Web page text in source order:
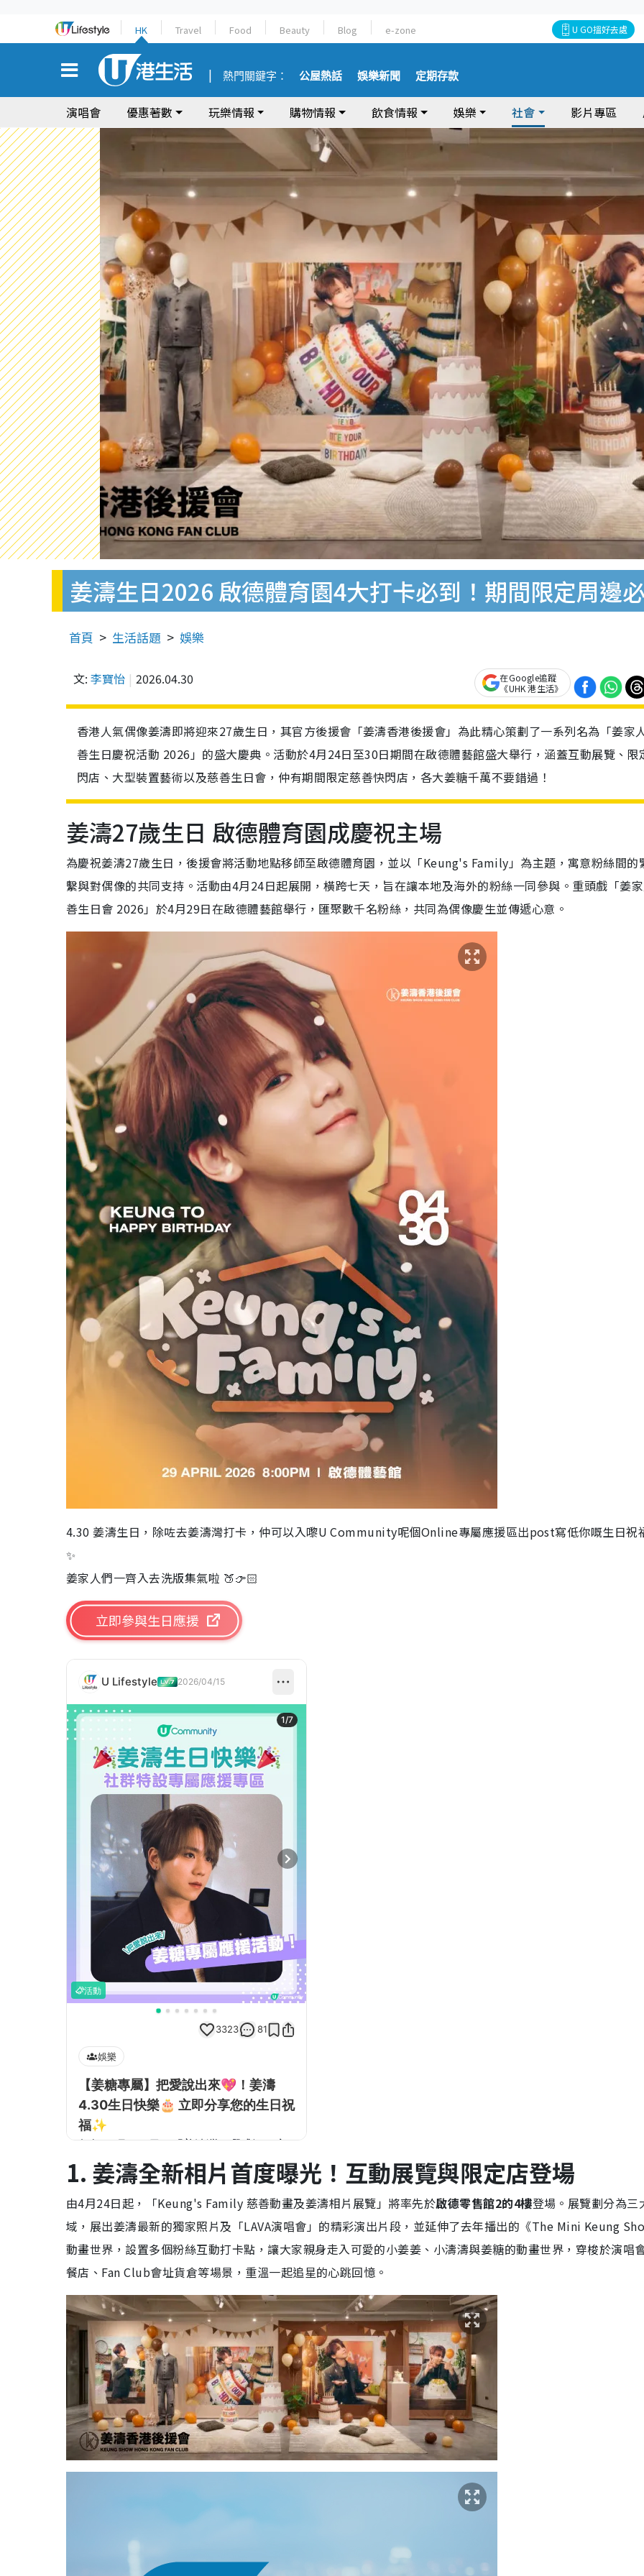
HK Travel Food Beauty Blog e-zone U GO搵好去處
熱門關鍵字： 公屋熱話 娛樂新聞 定期存款
演唱會 優惠著數 玩樂情報 購物情報 飲食情報 娛樂 社會 影片專區
姜濤生日2026 啟德體育園4大打卡必到！期間限定周邊
首頁 生活話題 娛樂
文: 李寶怡 2026.04.30
在Google追蹤
《UHK 港生活》
香港人氣偶像姜濤即將迎來27歲生日，其官方後援會「姜濤香港後援會」為此精心策劃了一系列名為「姜家
善生日慶祝活動 2026」的盛大慶典。活動於4月24日至30日期間在啟德體藝館盛大舉行，涵蓋互動展覽、限
閃店、大型裝置藝術以及慈善生日會，仲有期間限定慈善快閃店，各大姜糖千萬不要錯過！
姜濤27歲生日 啟德體育園成慶祝主場
為慶祝姜濤27歲生日，後援會將活動地點移師至啟德體育園，並以「Keung's Family」為主題，寓意粉絲間的
繫與對偶像的共同支持。活動由4月24日起展開，橫跨七天，旨在讓本地及海外的粉絲一同參與。重頭戲「姜
善生日會 2026」於4月29日在啟德體藝館舉行，匯聚數千名粉絲，共同為偶像慶生並傳遞心意。
4.30 姜濤生日，除咗去姜濤灣打卡，仲可以入嚟U Community呢個Online專屬應援區出post寫低你嘅生日祝
✨
姜家人們一齊入去洗版集氣啦 🍑👉🏻
立即參與生日應援
1. 姜濤全新相片首度曝光！互動展覽與限定店登場
由4月24日起，「Keung's Family 慈善動畫及姜濤相片展覽」將率先於啟德零售館2的4樓登場。展覽劃分為三
域，展出姜濤最新的獨家照片及「LAVA演唱會」的精彩演出片段，並延伸了去年播出的《The Mini Keung
動畫世界，設置多個粉絲互動打卡點，讓大家親身走入可愛的小姜姜、小濤濤與姜糖的動畫世界，穿梭於演唱
餐店、Fan Club會址貨倉等場景，重溫一起追星的心跳回憶。